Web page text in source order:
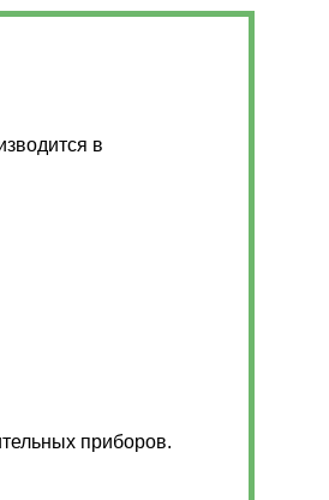
в
приборов.